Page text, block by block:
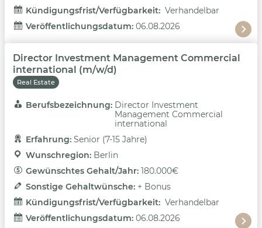
Kündigungsfrist/Verfügbarkeit: Verhandelbar
Veröffentlichungsdatum: 06.08.2026
Director Investment Management Commercial
international (m/w/d)
Real Estate
Berufsbezeichnung: Director Investment
Management Commercial
international
Erfahrung: Senior (7-15 Jahre)
Wunschregion: Berlin
Gewünschtes Gehalt/Jahr: 180.000€
Sonstige Gehaltwünsche: + Bonus
Kündigungsfrist/Verfügbarkeit: Verhandelbar
Veröffentlichungsdatum: 06.08.2026